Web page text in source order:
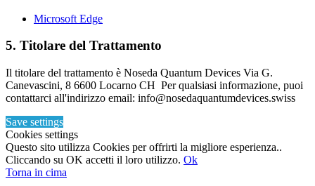
Microsoft Edge
5. Titolare del Trattamento
Il titolare del trattamento è Noseda Quantum Devices Via G.
Canevascini, 8 6600 Locarno CH Per qualsiasi informazione, puoi
contattarci all'indirizzo email: info@nosedaquantumdevices.swiss
Save settings
Cookies settings
Questo sito utilizza Cookies per offrirti la migliore esperienza..
Cliccando su OK accetti il loro utilizzo. Ok
Torna in cima